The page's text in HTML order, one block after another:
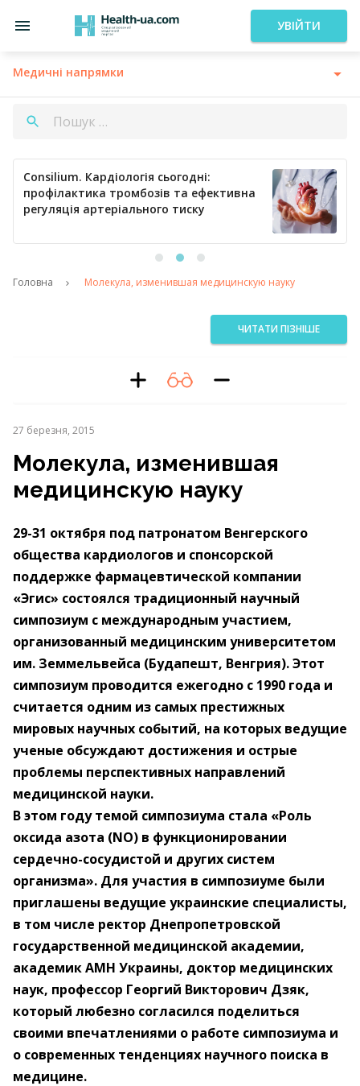
УВІЙТИ
Медичні напрямки
Consilium. Кардіологія сьогодні:
профілактика тромбозів та ефективна
регуляція артеріального тиску
Головна Молекула, изменившая медицинскую науку
ЧИТАТИ ПІЗНІШЕ
27 березня, 2015
Молекула, изменившая
медицинскую науку
29-31 октября под патронатом Венгерского
общества кардиологов и спонсорской
поддержке фармацевтической компании
«Эгис» состоялся традиционный научный
симпозиум с международным участием,
организованный медицинским университетом
им. Земмельвейса (Будапешт, Венгрия). Этот
симпозиум проводится ежегодно с 1990 года и
считается одним из самых престижных
мировых научных событий, на которых ведущие
ученые обсуждают достижения и острые
проблемы перспективных направлений
медицинской науки.
В этом году темой симпозиума стала «Роль
оксида азота (NO) в функционировании
сердечно-сосудистой и других систем
организма». Для участия в симпозиуме были
приглашены ведущие украинские специалисты,
в том числе ректор Днепропетровской
государственной медицинской академии,
академик АМН Украины, доктор медицинских
наук, профессор Георгий Викторович Дзяк,
который любезно согласился поделиться
своими впечатлениями о работе симпозиума и
о современных тенденциях научного поиска в
медицине.